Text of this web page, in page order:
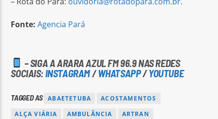
Fonte: Agencia Pará
– SIGA A ARARA AZUL FM 96.9 NAS REDES
SOCIAIS: INSTAGRAM/WHATSAPP/YOUTUBE
TAGGED AS ABAETETUBA
ACOSTAMENTOS
ALÇA VIÁRIA
AMBULÂNCIA
ARTRAN